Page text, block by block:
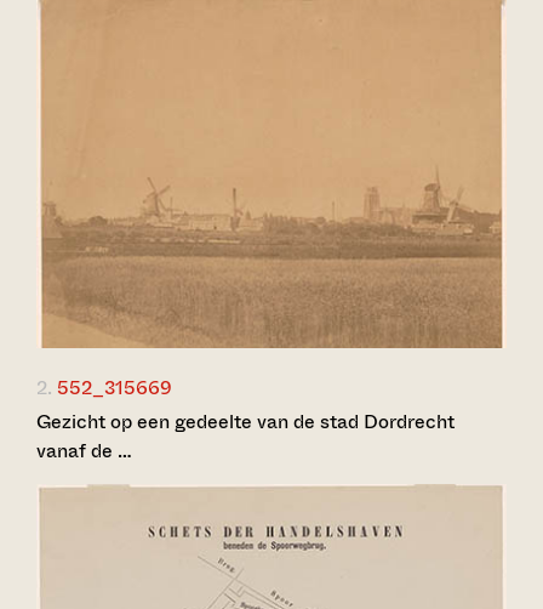
2. 552_315669
Gezicht op een gedeelte van de stad Dordrecht
vanaf de …